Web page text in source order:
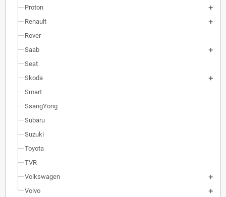
Proton
Renault
Rover
Saab
Seat
Skoda
Smart
SsangYong
Subaru
Suzuki
Toyota
TVR
Volkswagen
Volvo